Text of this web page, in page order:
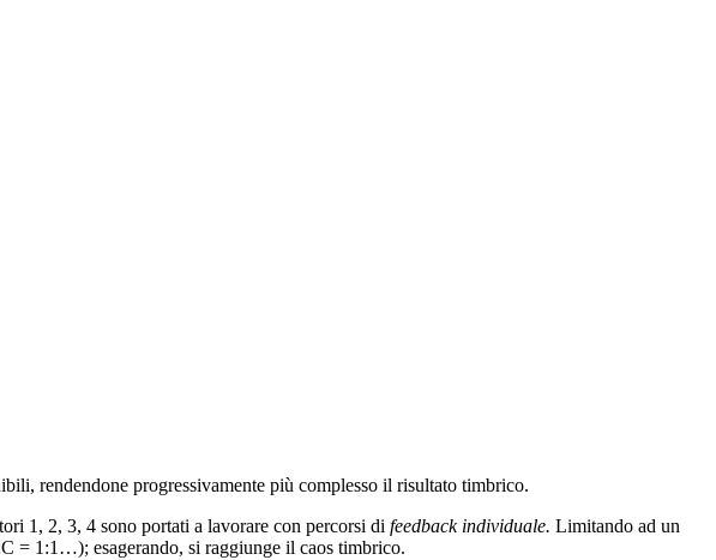
rendendone progressivamente più complesso il risultato timbrico.
1, 2, 3, 4 sono portati a lavorare con percorsi di feedback individuale. Limitando ad un
= 1:1…); esagerando, si raggiunge il caos timbrico.